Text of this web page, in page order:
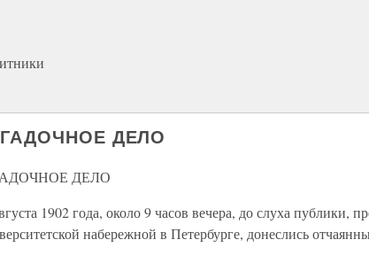
ДЕЛО
ДЕЛО
1902 года, около 9 часов вечера, до слуха публики,
набережной в Петербурге, донеслись